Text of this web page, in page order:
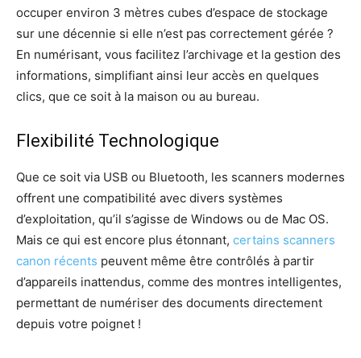
occuper environ 3 mètres cubes d’espace de stockage
sur une décennie si elle n’est pas correctement gérée ?
En numérisant, vous facilitez l’archivage et la gestion des
informations, simplifiant ainsi leur accès en quelques
clics, que ce soit à la maison ou au bureau.
Flexibilité Technologique
Que ce soit via USB ou Bluetooth, les scanners modernes
offrent une compatibilité avec divers systèmes
d’exploitation, qu’il s’agisse de Windows ou de Mac OS.
Mais ce qui est encore plus étonnant, certains scanners
canon récents peuvent même être contrôlés à partir
d’appareils inattendus, comme des montres intelligentes,
permettant de numériser des documents directement
depuis votre poignet !